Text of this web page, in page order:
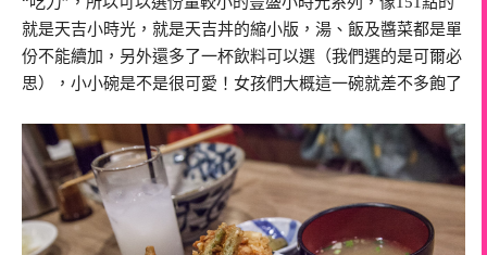
就是天吉小時光，就是天吉丼的縮小版，湯、飯及醬菜都是單
份不能續加，另外還多了一杯飲料可以選（我們選的是可爾必
思），小小碗是不是很可愛！女孩們大概這一碗就差不多飽了